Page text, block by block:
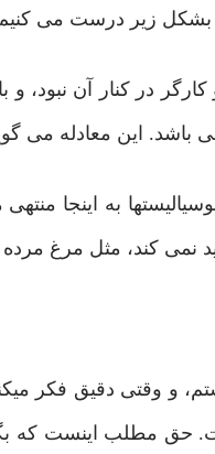
بشکل زیر درست می
کارگر در کنار آن
به اینجا
نمی کند، مثل مرغ
و وقتی دقیق فکر